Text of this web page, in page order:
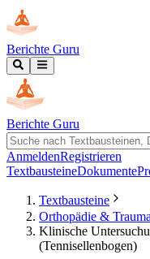
Berichte Guru
Berichte Guru
AnmeldenRegistrieren
TextbausteineDokumente
Textbausteine
Orthopädie &
Klinische
(Tennisellenbogen)